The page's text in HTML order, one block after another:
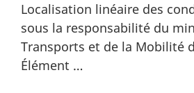
Localisation linéaire des
sous la responsabilité du
Transports et de la Mobilité
Élément …